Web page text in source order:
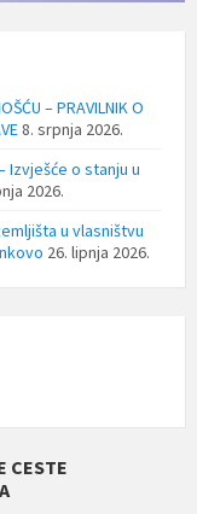
– PRAVILNIK O
8. srpnja 2026.
Izvješće o stanju u
2026.
u vlasništvu
26. lipnja 2026.
CESTE